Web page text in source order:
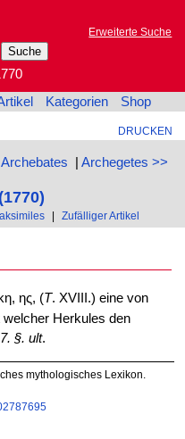
Erweiterte Suche
Kategorien Shop
DRUCKEN
| Archegetes >>
Zufälliger Artikel
ης, (T. XVIII.) eine von
Herkules den
§. ult.
mythologisches Lexikon.